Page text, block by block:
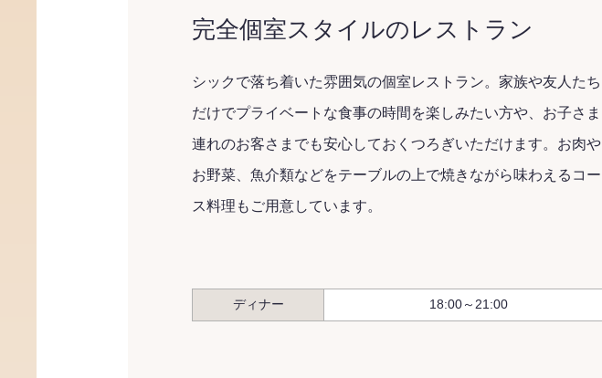
完全個室スタイルのレストラン
シックで落ち着いた雰囲気の個室レストラン。家族や友人たち
だけでプライベートな食事の時間を楽しみたい方や、お子さま
連れのお客さまでも安心しておくつろぎいただけます。お肉や
お野菜、魚介類などをテーブルの上で焼きながら味わえるコー
ス料理もご用意しています。
ディナー 18:00～21:00